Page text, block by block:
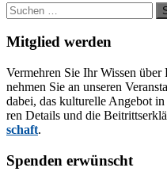
Suchen
nach:
Mitglied werden
Ver­meh­ren Sie Ihr Wis­sen
neh­men Sie an un­se­ren
da­bei, das kul­tu­rel­le An­ge­bot
ren De­tails und die
schaft.
Spenden erwünscht